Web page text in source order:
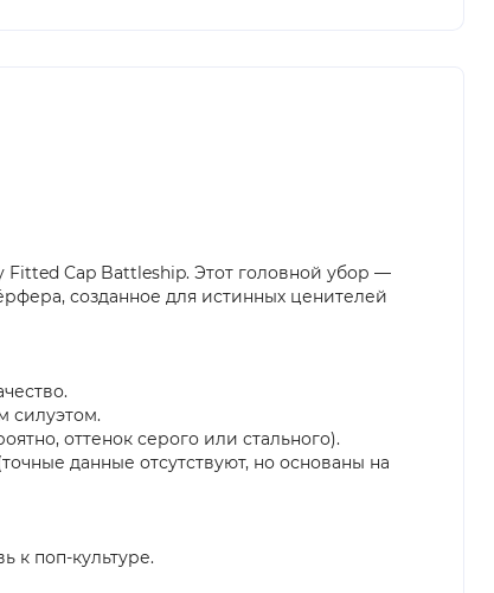
Cap Battleship. Этот головной убор —
созданное для истинных ценителей
силуэтом.
оттенок серого или стального).
данные отсутствуют, но основаны на
к поп-культуре.